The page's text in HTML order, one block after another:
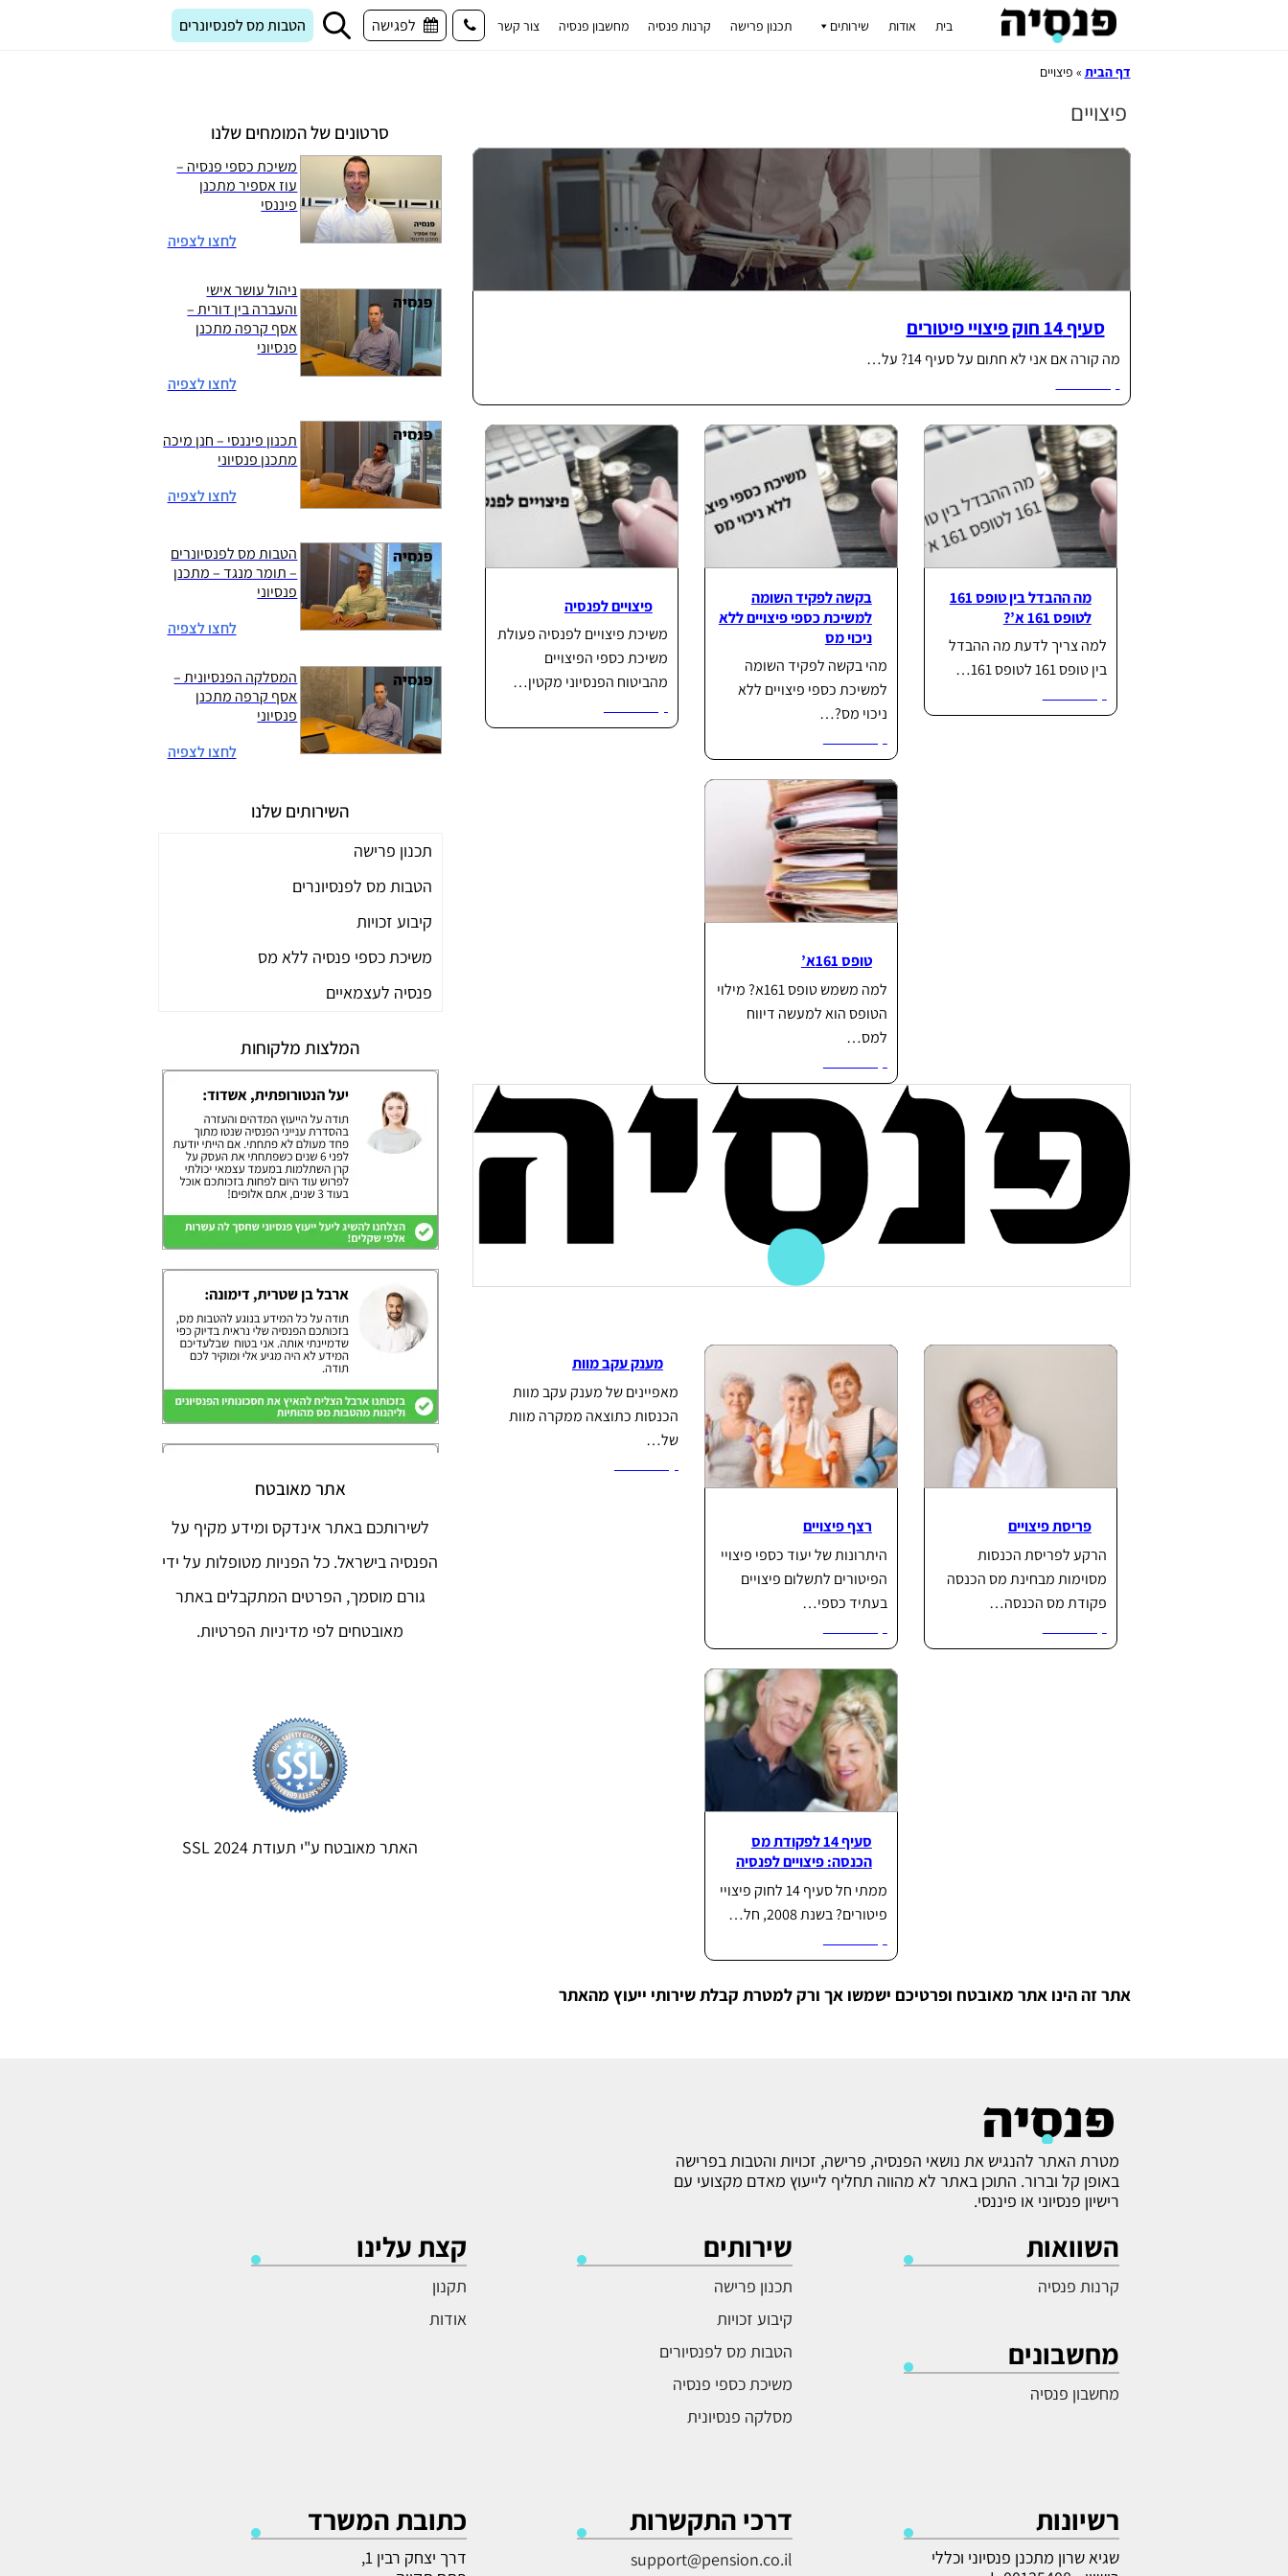
בית אודות שירותים תכנון פרישה קרנות פנסיה מחשבון פנסיה צור קשר לפגישה הטבות מס לפנסיונרים
דף הבית » פיצויים
פיצויים
סעיף 14 חוק פיצויי פיטורים
מה קורה אם אני לא חתום על סעיף 14? על…
מה ההבדל בין טופס 161
לטופס 161 א’?
למה צריך לדעת מה ההבדל
בין טופס 161 לטופס 161…
בקשה לפקיד השומה
למשיכת כספי פיצויים ללא
ניכוי מס
מהי בקשה לפקיד השומה
למשיכת כספי פיצויים ללא
ניכוי מס?…
פיצויים לפנסיה
משיכת פיצויים לפנסיה פעולת
משיכת כספי הפיצויים
מהביטוח הפנסיוני מקטין…
טופס 161א’
למה משמש טופס 161א? מילוי
הטופס הוא למעשה דיווח
למס…
פריסת פיצויים
הרקע לפריסת הכנסות
מסוימות מבחינת מס הכנסה
פקודת מס הכנסה…
רצף פיצויים
היתרונות של יעוד כספי פיצויי
הפיטורים לתשלום פיצויים
בעתיד כספי…
מענק עקב מוות
מאפיינים של מענק עקב מוות
הכנסות כתוצאה ממקרה מוות
של…
סעיף 14 לפקודת מס
הכנסה: פיצויים לפנסיה
ממתי חל סעיף 14 לחוק פיצויי
פיטורים? בשנת 2008, חל…
אתר זה הינו אתר מאובטח ופרטיכם ישמשו אך ורק למטרת קבלת שירותי ייעוץ מהאתר
סרטונים של המומחים שלנו
משיכת כספי פנסיה –
עוז אספיר מתכנן
פיננסי
לחצו לצפיה
ניהול עושר אישי
והעברה בין דורית –
אסף קרפה מתכנן
פנסיוני
לחצו לצפיה
תכנון פיננסי – חנן מיכה
מתכנן פנסיוני
לחצו לצפיה
הטבות מס לפנסיונרים
– תומר מנגד – מתכנן
פנסיוני
לחצו לצפיה
המסלקה הפנסיונית –
אסף קרפה מתכנן
פנסיוני
לחצו לצפיה
השירותים שלנו
תכנון פרישה
הטבות מס לפנסיונרים
קיבוע זכויות
משיכת כספי פנסיה ללא מס
פנסיה לעצמאיים
המלצות מלקוחות
אתר מאובטח
לשירותכם באתר אינדקס ומידע מקיף על
הפנסיה בישראל. כל הפניות מטופלות על ידי
גורם מוסמך, הפרטים המתקבלים באתר
מאובטחים לפי מדיניות הפרטיות.
האתר מאובטח ע"י תעודת SSL 2024
מטרת האתר להנגיש את נושאי הפנסיה, פרישה, זכויות והטבות בפרישה
באופן קל וברור. התוכן באתר לא מהווה תחליף לייעוץ מאדם מקצועי עם
רישיון פנסיוני או פיננסי.
השוואות
קרנות פנסיה
מחשבונים
מחשבון פנסיה
שירותים
תכנון פרישה
קיבוע זכויות
הטבות מס לפנסיורים
משיכת כספי פנסיה
מסלקה פנסיונית
קצת עלינו
תקנון
אודות
רשיונות
שגיא שרון מתכנן פנסיוני וכללי
דרכי התקשרות
support@pension.co.il
כתובת המשרד
דרך יצחק רבין 1,